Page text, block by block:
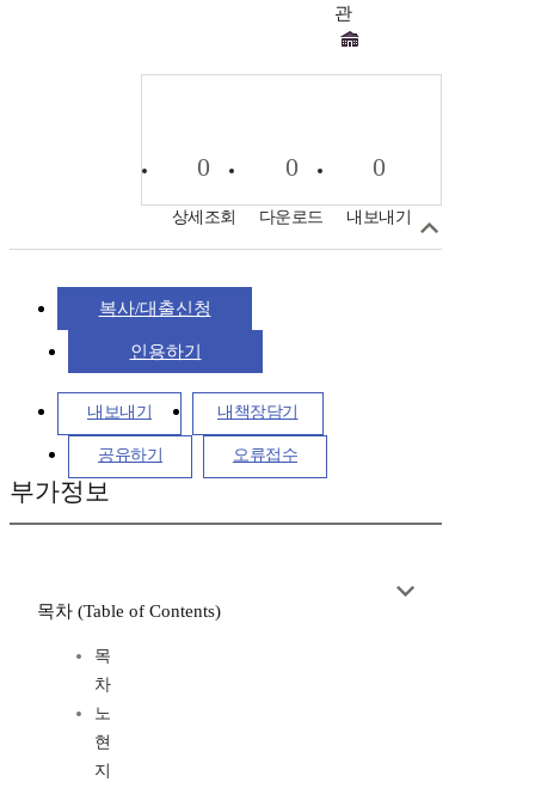
관
0
상세조회
0
다운로드
0
내보내기
복사/대출신청
인용하기
내보내기 내책장담기
공유하기 오류접수
부가정보
목차 (Table of Contents)
목
차
노
현
지